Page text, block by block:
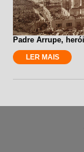
Padre Arrupe,
LER MAIS